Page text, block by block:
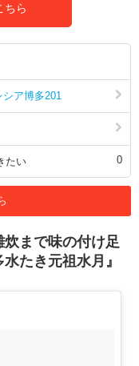
ちら
ア博多201
たい 0
まで味の付け足
たき元祖水月』